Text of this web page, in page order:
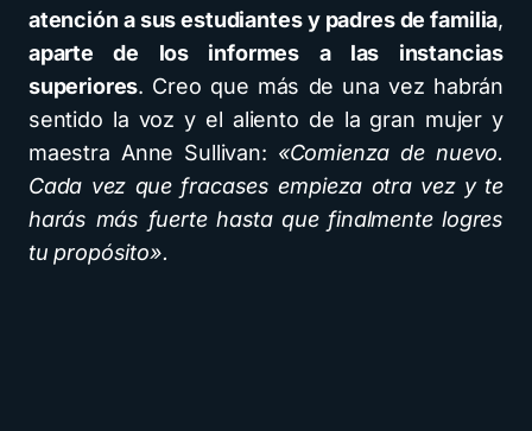
atención a sus estudiantes y padres de familia,
aparte de los informes a las instancias
superiores. Creo que más de una vez habrán
sentido la voz y el aliento de la gran mujer y
maestra Anne Sullivan: «Comienza de nuevo.
Cada vez que fracases empieza otra vez y te
harás más fuerte hasta que finalmente logres
tu propósito».